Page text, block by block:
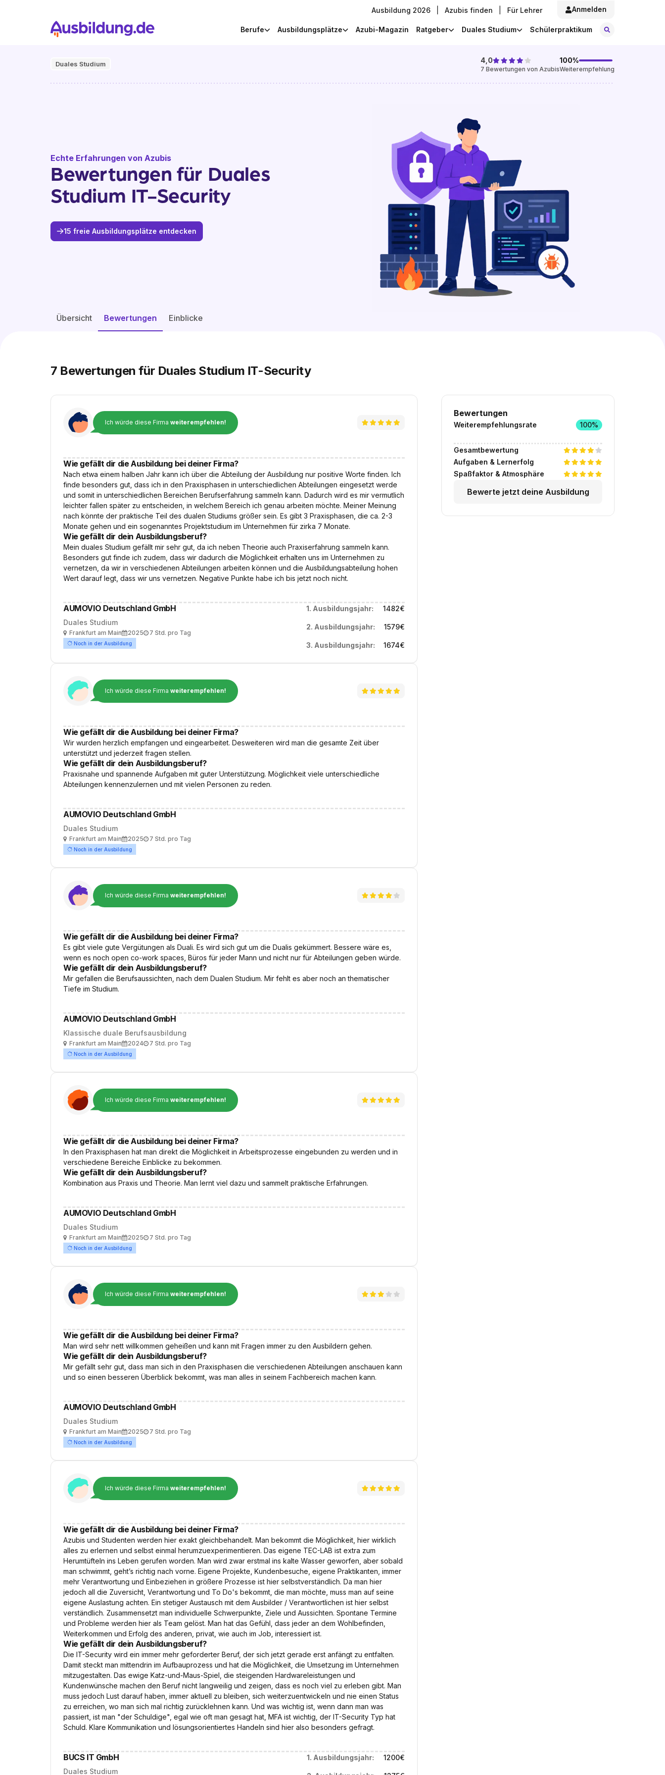
Ausbildung 2026 Azubis finden Für Lehrer Anmelden
Berufe Ausbildungsplätze Azubi-Magazin Ratgeber Duales Studium Schülerpraktikum
Duales Studium 4,0
7 Bewertungen von Azubis
100%
Weiterempfehlung
Echte Erfahrungen von Azubis
Bewertungen für Duales
Studium IT-Security
15 freie Ausbildungsplätze entdecken
Übersicht Bewertungen Einblicke
Bewertungen
Weiterempfehlungsrate 100%
Gesamtbewertung
Aufgaben & Lernerfolg
Spaßfaktor & Atmosphäre
Bewerte jetzt deine Ausbildung
7 Bewertungen für Duales Studium IT-Security
Ich würde diese Firma weiterempfehlen!
Wie gefällt dir die Ausbildung bei deiner Firma?
Nach etwa einem halben Jahr kann ich über die Abteilung der Ausbildung nur positive Worte finden. Ich
finde besonders gut, dass ich in den Praxisphasen in unterschiedlichen Abteilungen eingesetzt werde
und somit in unterschiedlichen Bereichen Berufserfahrung sammeln kann. Dadurch wird es mir vermutlich
leichter fallen später zu entscheiden, in welchem Bereich ich genau arbeiten möchte. Meiner Meinung
nach könnte der praktische Teil des dualen Studiums größer sein. Es gibt 3 Praxisphasen, die ca. 2-3
Monate gehen und ein sogenanntes Projektstudium im Unternehmen für zirka 7 Monate.
Wie gefällt dir dein Ausbildungsberuf?
Mein duales Studium gefällt mir sehr gut, da ich neben Theorie auch Praxiserfahrung sammeln kann.
Besonders gut finde ich zudem, dass wir dadurch die Möglichkeit erhalten uns im Unternehmen zu
vernetzen, da wir in verschiedenen Abteilungen arbeiten können und die Ausbildungsabteilung hohen
Wert darauf legt, dass wir uns vernetzen. Negative Punkte habe ich bis jetzt noch nicht.
AUMOVIO Deutschland GmbH
Duales Studium
OrtFrankfurt am MainAusbildungsbeginn
2025Arbeitszeit
7 Std. pro Tag
Noch in der Ausbildung
1. Ausbildungsjahr: 1482€
2. Ausbildungsjahr: 1579€
3. Ausbildungsjahr: 1674€
Ich würde diese Firma weiterempfehlen!
Wie gefällt dir die Ausbildung bei deiner Firma?
Wir wurden herzlich empfangen und eingearbeitet. Desweiteren wird man die gesamte Zeit über
unterstützt und jederzeit fragen stellen.
Wie gefällt dir dein Ausbildungsberuf?
Praxisnahe und spannende Aufgaben mit guter Unterstützung. Möglichkeit viele unterschiedliche
Abteilungen kennenzulernen und mit vielen Personen zu reden.
AUMOVIO Deutschland GmbH
Duales Studium
OrtFrankfurt am MainAusbildungsbeginn
2025Arbeitszeit
7 Std. pro Tag
Noch in der Ausbildung
Ich würde diese Firma weiterempfehlen!
Wie gefällt dir die Ausbildung bei deiner Firma?
Es gibt viele gute Vergütungen als Duali. Es wird sich gut um die Dualis gekümmert. Bessere wäre es,
wenn es noch open co-work spaces, Büros für jeder Mann und nicht nur für Abteilungen geben würde.
Wie gefällt dir dein Ausbildungsberuf?
Mir gefallen die Berufsaussichten, nach dem Dualen Studium. Mir fehlt es aber noch an thematischer
Tiefe im Studium.
AUMOVIO Deutschland GmbH
Klassische duale Berufsausbildung
OrtFrankfurt am MainAusbildungsbeginn
2024Arbeitszeit
7 Std. pro Tag
Noch in der Ausbildung
Ich würde diese Firma weiterempfehlen!
Wie gefällt dir die Ausbildung bei deiner Firma?
In den Praxisphasen hat man direkt die Möglichkeit in Arbeitsprozesse eingebunden zu werden und in
verschiedene Bereiche Einblicke zu bekommen.
Wie gefällt dir dein Ausbildungsberuf?
Kombination aus Praxis und Theorie. Man lernt viel dazu und sammelt praktische Erfahrungen.
AUMOVIO Deutschland GmbH
Duales Studium
OrtFrankfurt am MainAusbildungsbeginn
2025Arbeitszeit
7 Std. pro Tag
Noch in der Ausbildung
Ich würde diese Firma weiterempfehlen!
Wie gefällt dir die Ausbildung bei deiner Firma?
Man wird sehr nett willkommen geheißen und kann mit Fragen immer zu den Ausbildern gehen.
Wie gefällt dir dein Ausbildungsberuf?
Mir gefällt sehr gut, dass man sich in den Praxisphasen die verschiedenen Abteilungen anschauen kann
und so einen besseren Überblick bekommt, was man alles in seinem Fachbereich machen kann.
AUMOVIO Deutschland GmbH
Duales Studium
OrtFrankfurt am MainAusbildungsbeginn
2025Arbeitszeit
7 Std. pro Tag
Noch in der Ausbildung
Ich würde diese Firma weiterempfehlen!
Wie gefällt dir die Ausbildung bei deiner Firma?
Azubis und Studenten werden hier exakt gleichbehandelt. Man bekommt die Möglichkeit, hier wirklich
alles zu erlernen und selbst einmal herumzuexperimentieren. Das eigene TEC-LAB ist extra zum
Herumtüfteln ins Leben gerufen worden. Man wird zwar erstmal ins kalte Wasser geworfen, aber sobald
man schwimmt, geht’s richtig nach vorne. Eigene Projekte, Kundenbesuche, eigene Praktikanten, immer
mehr Verantwortung und Einbeziehen in größere Prozesse ist hier selbstverständlich. Da man hier
jedoch all die Zuversicht, Verantwortung und To Do's bekommt, die man möchte, muss man auf seine
eigene Auslastung achten. Ein stetiger Austausch mit dem Ausbilder / Verantwortlichen ist hier selbst
verständlich. Zusammensetzt man individuelle Schwerpunkte, Ziele und Aussichten. Spontane Termine
und Probleme werden hier als Team gelöst. Man hat das Gefühl, dass jeder an dem Wohlbefinden,
Weiterkommen und Erfolg des anderen, privat, wie auch im Job, interessiert ist.
Wie gefällt dir dein Ausbildungsberuf?
Die IT-Security wird ein immer mehr geforderter Beruf, der sich jetzt gerade erst anfängt zu entfalten.
Damit steckt man mittendrin im Aufbauprozess und hat die Möglichkeit, die Umsetzung im Unternehmen
mitzugestalten. Das ewige Katz-und-Maus-Spiel, die steigenden Hardwareleistungen und
Kundenwünsche machen den Beruf nicht langweilig und zeigen, dass es noch viel zu erleben gibt. Man
muss jedoch Lust darauf haben, immer aktuell zu bleiben, sich weiterzuentwickeln und nie einen Status
zu erreichen, wo man sich mal richtig zurücklehnen kann. Und was wichtig ist, wenn dann man was
passiert, ist man "der Schuldige", egal wie oft man gesagt hat, MFA ist wichtig, der IT-Security Typ hat
Schuld. Klare Kommunikation und lösungsorientiertes Handeln sind hier also besonders gefragt.
BUCS IT GmbH
Duales Studium
1. Ausbildungsjahr: 1200€